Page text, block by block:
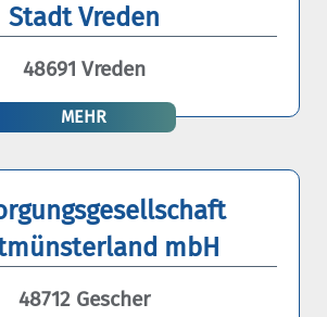
Stadt Vreden
48691 Vreden
MEHR
mbH
48712 Gescher